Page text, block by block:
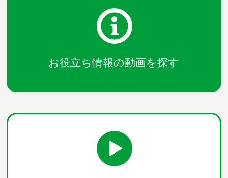
お役立ち情報の動画を探す